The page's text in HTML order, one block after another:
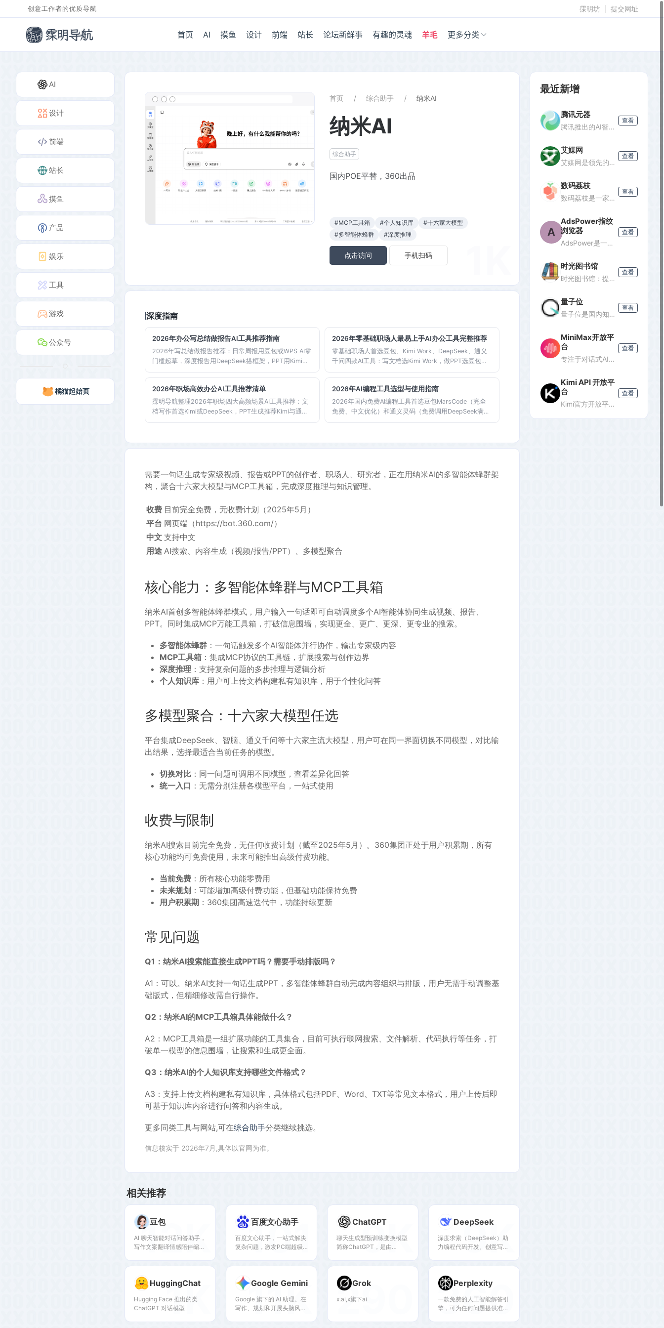
创意工作者的优质导航 霂明坊 提交网址
首页 AI 摸鱼 设计 前端 站长 论坛新鲜事 有趣的灵魂 羊毛 更多分类
AI
设计
前端
站长
摸鱼
产品
娱乐
工具
游戏
公众号
橘猫起始页
首页 综合助手 纳米AI
纳米AI
综合助手
国内POE平替，360出品
#MCP工具箱 #个人知识库
#十六家大模型
#多智能体蜂群
#深度推理
点击访问 手机扫码
深度指南
2026年办公写总结做报告AI工具推荐指南
2026年写总结做报告推荐：日常周报用豆包或WPS AI零
门槛起草，深度报告用DeepSeek搭框架，PPT用Kimi
Slides一键生成，会议纪要用钉钉悟空或通义千问整理。
匹配自己岗位的工具组合。
2026年零基础职场人最易上手AI办公工具完整推荐
零基础职场人首选豆包、Kimi Work、DeepSeek、通义
千问四款AI工具：写文档选Kimi Work，做PPT选豆包，
用钉钉选通义千问，严肃分析选DeepSeek。大多数功能
可上手。
2026年职场高效办公AI工具推荐清单
霂明导航整理2026年职场四大高频场景AI工具推荐：文
档写作首选Kimi或DeepSeek，PPT生成推荐Kimi与通义
千问，会议纪要用Kimi或豆包，数据分析DeepSeek表现
2026年AI编程工具选型与使用指南
2026年国内免费AI编程工具首选豆包MarsCode（完全
免费、中文优化）和通义灵码（免费调用DeepSeek满血
版）。前端开发者推荐MarsCode，后端Java开发者推荐
合。霂明导航收录全部主流工具直达入口，快速对比体
验。
需要一句话生成专家级视频、报告或PPT的创作者、职场人、研究者，正在用纳米AI的多智能体蜂群架
构，聚合十六家大模型与MCP工具箱，完成深度推理与知识管理。
收费 目前完全免费，无收费计划（2025年5月）
平台 网页端（https://bot.360.com/）
中文 支持中文
用途 AI搜索、内容生成（视频/报告/PPT）、多模型聚合
核心能力：多智能体蜂群与MCP工具箱
纳米AI首创多智能体蜂群模式，用户输入一句话即可自动调度多个AI智能体协同生成视频、报告、
PPT。同时集成MCP万能工具箱，打破信息围墙，实现更全、更广、更深、更专业的搜索。
多智能体蜂群 ：一句话触发多个AI智能体并行协作，输出专家级内容
MCP工具箱 ：集成MCP协议的工具链，扩展搜索与创作边界
深度推理 ：支持复杂问题的多步推理与逻辑分析
个人知识库 ：用户可上传文档构建私有知识库，用于个性化问答
多模型聚合：十六家大模型任选
平台集成DeepSeek、智脑、通义千问等十六家主流大模型，用户可在同一界面切换不同模型，对比输
出结果，选择最适合当前任务的模型。
切换对比 ：同一问题可调用不同模型，查看差异化回答
统一入口 ：无需分别注册各模型平台，一站式使用
收费与限制
纳米AI搜索目前完全免费，无任何收费计划（截至2025年5月）。360集团正处于用户积累期，所有
核心功能均可免费使用，未来可能推出高级付费功能。
当前免费 ：所有核心功能零费用
未来规划 ：可能增加高级付费功能，但基础功能保持免费
用户积累期 ：360集团高速迭代中，功能持续更新
常见问题
Q1：纳米AI搜索能直接生成PPT吗？需要手动排版吗？
A1：可以。纳米AI支持一句话生成PPT，多智能体蜂群自动完成内容组织与排版，用户无需手动调整基
础版式，但精细修改需自行操作。
Q2：纳米AI的MCP工具箱具体能做什么？
A2：MCP工具箱是一组扩展功能的工具集合，目前可执行联网搜索、文件解析、代码执行等任务，打
破单一模型的信息围墙，让搜索和生成更全面。
Q3：纳米AI的个人知识库支持哪些文件格式？
A3：支持上传文档构建私有知识库，具体格式包括PDF、Word、TXT等常见文本格式，用户上传后即
可基于知识库内容进行问答和内容生成。
更多同类工具与网站,可在综合助手分类继续挑选。
信息核实于 2026年7月,具体以官网为准。
相关推荐
豆包
AI 聊天智能对话问答助手，
写作文案翻译情感陪伴编程
惑，提供灵感，辅助创作，
趣的话题。
12K 百度文心助手
百度文心助手，一站式解决
复杂问题，激发PC端超级
功能深入剖析问题核心，智
阅读、智能体海量应用启迪
无限创意，开启高效智能学
习办公新篇章！
101 ChatGPT
聊天生成型预训练变换模型
简称ChatGPT，是由
能聊天机器人程序，于
使用基于GPT-3.5架构的大
型语言模型并通过强化学习
进行训练。
9K DeepSeek
深度求索（DeepSeek）助
力编程代码开发、创意写
文件上传及长文本对话，随
9K
HuggingChat
Hugging Face 推出的类
ChatGPT 对话模型
1K Google Gemini
Google 旗下的 AI 助理。在
写作、规划和开展头脑风暴
11K Grok
x.ai,x旗下ai
290 Perplexity
一款免费的人工智能解答引
擎，可为任何问题提供准
360
最近新增
腾讯元器
腾讯推出的AI智能体创建与分发平台，支持零代码开发专属AI聊天机器人，深度集成腾讯生态能力，可分发至微信等渠道。
查看
艾媒网
艾媒网是领先的新经济产业第三方数据挖掘分析机构，提供行业报告、消费洞察和商业趋势数据，覆盖AI、电商、汽车等多个领域。
查看
数码荔枝
数码荔枝是一家正版软件商店，销售Win/Mac/iOS/Android平台的影音、办公、设计等软件，并提供使用教程和会员优惠。
查看
A
AdsPower指纹
浏览器
AdsPower是一款专业的指纹浏览器，支持多账号防关联管理，适用于跨境电商、广告投放、社媒营销等场景，提供独立浏览器环境，降低封号风险。
查看
时光图书馆
时光图书馆：提供经典珍藏图书、照片、杂志等文化资源的数字平台。
查看
量子位
量子位是国内知名的科技媒体，专注于人工智能领域，提供最新AI资讯、行业分析和深度报道，是了解AI发展的重要窗口。
查看
MiniMax开放平
台
专注于对话式AI服务的开放平台，提供轻量级API接口，支持多轮对话、文本生成等功能，适合需要快速集成对话能力的开发者。
查看
Kimi API 开放平
台
Kimi官方开放平台，提供K3旗舰模型及K2.7 Code编程模型API，支持1M token上下文、联网搜索及代码执行，助力开发者高效构建智能应用。
查看